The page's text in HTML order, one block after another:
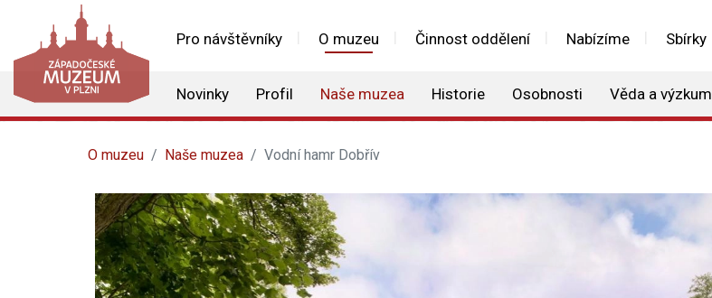
Pro návštěvníky O muzeu Činnost oddělení Nabízíme Sbírky
Novinky Profil Naše muzea Historie Osobnosti Věda a výzkum
O muzeu Naše muzea Vodní hamr Dobřív